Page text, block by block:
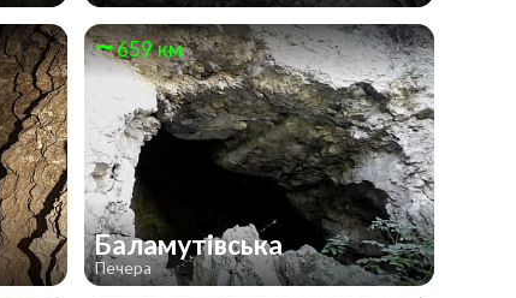
659 км
Баламутівська
Печера